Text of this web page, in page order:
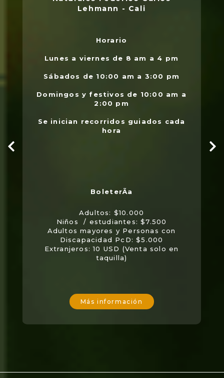
Lehmann - Cali
Horario
Lunes a viernes de 8 am a 4 pm
Sábados de 10:00 am a 3:00 pm
Domingos y festivos de 10:00 am a
2:00 pm
Se inician recorridos guiados cada
hora
Adultos: $10.000
Niños / estudiantes: $7.500
Adultos mayores y Personas con
Discapacidad PcD: $5.000
Extranjeros: 10 USD (Venta solo en
taquilla)
Más información